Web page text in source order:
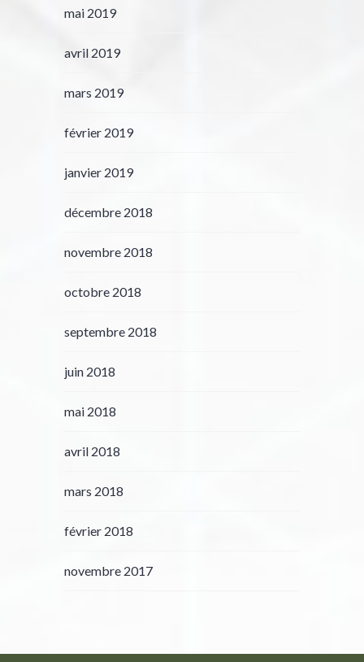
mai 2019
avril 2019
mars 2019
février 2019
janvier 2019
décembre 2018
novembre 2018
octobre 2018
septembre 2018
juin 2018
mai 2018
avril 2018
mars 2018
février 2018
novembre 2017